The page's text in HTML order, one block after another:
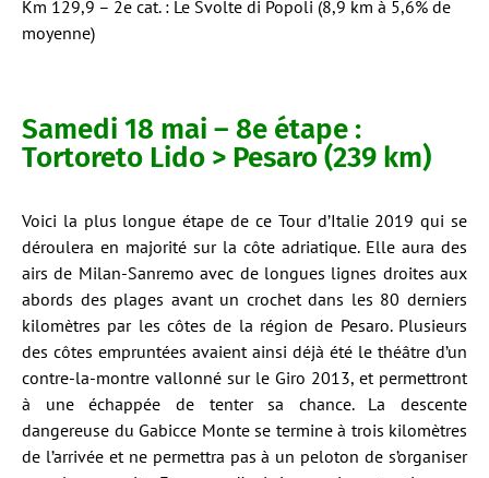
Km 129,9 – 2e cat. : Le Svolte di Popoli (8,9 km à 5,6% de
moyenne)
Samedi 18 mai – 8e étape :
Tortoreto Lido > Pesaro (239 km)
Voici la plus longue étape de ce Tour d’Italie 2019 qui se
déroulera en majorité sur la côte adriatique. Elle aura des
airs de Milan-Sanremo avec de longues lignes droites aux
abords des plages avant un crochet dans les 80 derniers
kilomètres par les côtes de la région de Pesaro. Plusieurs
des côtes empruntées avaient ainsi déjà été le théâtre d’un
contre-la-montre vallonné sur le Giro 2013, et permettront
à une échappée de tenter sa chance. La descente
dangereuse du Gabicce Monte se termine à trois kilomètres
de l’arrivée et ne permettra pas à un peloton de s’organiser